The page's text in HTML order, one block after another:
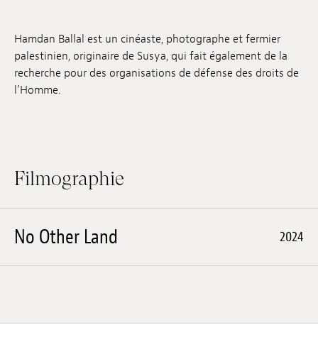
Soumissions
Archives
Hamdan Ballal est un cinéaste, photographe et fermier
palestinien, originaire de Susya, qui fait également de la
recherche pour des organisations de défense des droits de
l’Homme.
Filmographie
No Other Land 2024